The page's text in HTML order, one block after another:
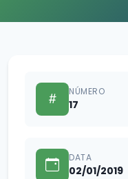
NÚMERO
17
DATA
02/01/2019